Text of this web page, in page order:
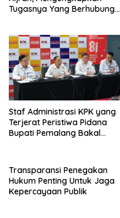
Tugasnya Yang Berhubungan
Staf Administrasi KPK yang
Terjerat Peristiwa Pidana
Bupati Pemalang Bakal
Transparansi Penegakan
Hukum Penting Untuk Jaga
Kepercayaan Publik